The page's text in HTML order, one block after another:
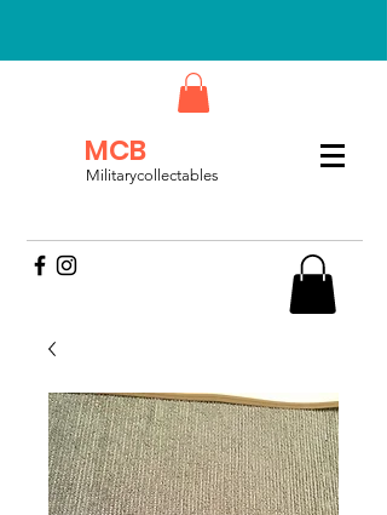
MCB
Militarycollectables